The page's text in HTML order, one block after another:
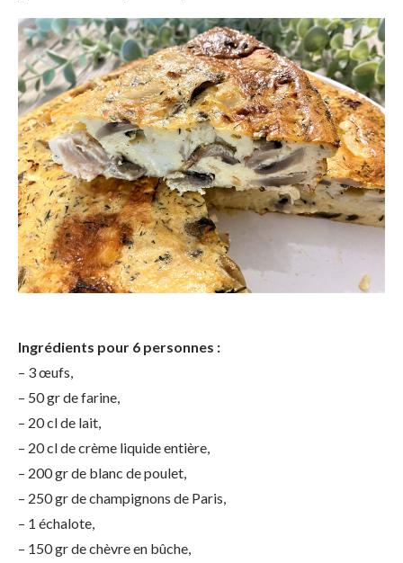
Ingrédients pour 6 personnes :
– 3 œufs,
– 50 gr de farine,
– 20 cl de lait,
– 20 cl de crème liquide entière,
– 200 gr de blanc de poulet,
– 250 gr de champignons de Paris,
– 1 échalote,
– 150 gr de chèvre en bûche,